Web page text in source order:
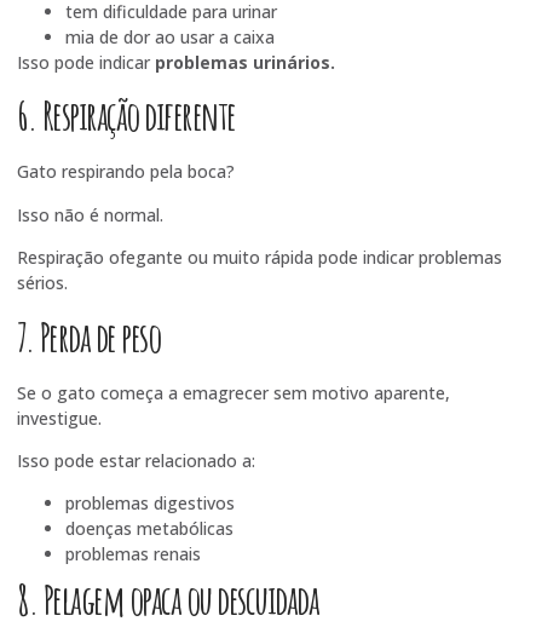
tem dificuldade para urinar
mia de dor ao usar a caixa
Isso pode indicar problemas urinários.
6. Respiração diferente
Gato respirando pela boca?
Isso não é normal.
Respiração ofegante ou muito rápida pode indicar problemas
sérios.
7. Perda de peso
Se o gato começa a emagrecer sem motivo aparente,
investigue.
Isso pode estar relacionado a:
problemas digestivos
doenças metabólicas
problemas renais
8. Pelagem opaca ou descuidada